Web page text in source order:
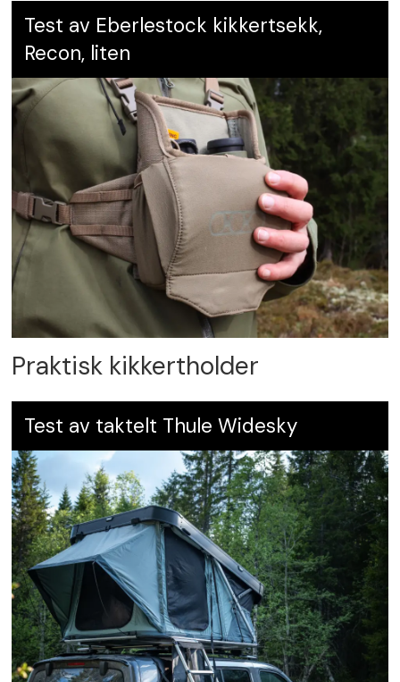
Test av Eberlestock kikkertsekk,
Recon, liten
Praktisk kikkertholder
Test av taktelt Thule Widesky